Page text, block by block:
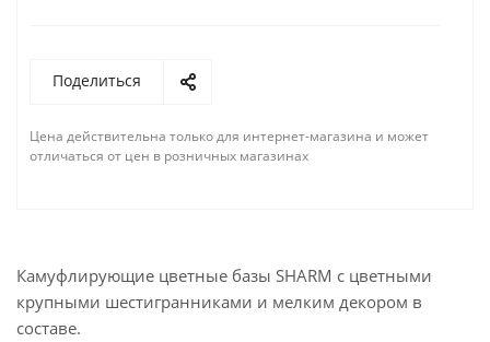
Поделиться
Цена действительна только для интернет-магазина и может
отличаться от цен в розничных магазинах
Камуфлирующие цветные базы SHARM с цветными
крупными шестигранниками и мелким декором в
составе.